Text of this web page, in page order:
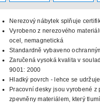
Nerezový nábytek splňuje
Vyrobeno z nerezového
ocel, nemagnetická
Standardně vybaveno
Zaručená vysoká kvalita v
9001: 2000
Hladký povrch - lehce se
Pracovní desky jsou vyrobené z
zpevněny materiálem, který